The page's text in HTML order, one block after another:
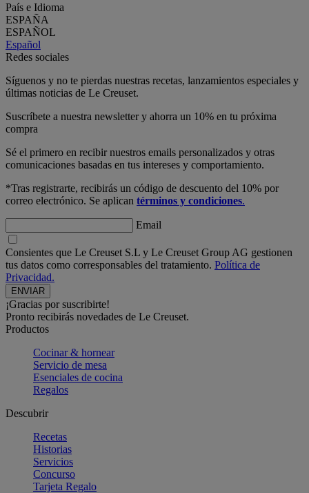
País e Idioma
ESPAÑA
ESPAÑOL
Español
Redes sociales
Síguenos y no te pierdas nuestras recetas, lanzamientos especiales y
últimas noticias de Le Creuset.
Suscríbete a nuestra newsletter y ahorra un 10% en tu próxima
compra
Sé el primero en recibir nuestros emails personalizados y otras
comunicaciones basadas en tus intereses y comportamiento.
*Tras registrarte, recibirás un código de descuento del 10% por
correo electrónico. Se aplican términos y condiciones.
Email
Consientes que Le Creuset S.L y Le Creuset Group AG gestionen
tus datos como corresponsables del tratamiento. Política de
Privacidad.
¡Gracias por suscribirte!
Pronto recibirás novedades de Le Creuset.
Productos
Cocinar & hornear
Servicio de mesa
Esenciales de cocina
Regalos
Descubrir
Recetas
Historias
Servicios
Concurso
Tarjeta Regalo